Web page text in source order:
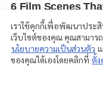
เราใช้คุกกี้เพื่อพัฒนาประ
เว็บไซต์ของคุณ คุณสามาร
นโยบายความเป็นส่วนตัว
ของคุณได้เองโดยคลิกที่ ตั้ง